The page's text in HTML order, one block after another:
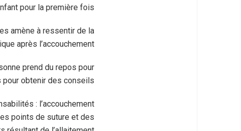
pour la première fois.
amène à ressentir de la
après l’accouchement.
prend du repos pour
obtenir des conseils.
: l’accouchement
points de suture et des